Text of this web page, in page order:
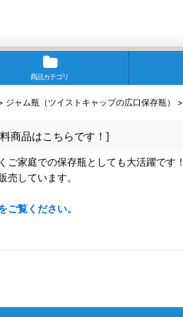
商品カテゴリ
ジャム瓶（ツイストキャップの広口保存瓶） >
商品はこちらです！ ]
ご家庭での保存瓶としても大活躍です！
売しています。
ご覧ください。